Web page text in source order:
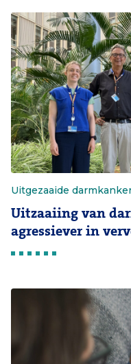
Uitgezaaide
Uitzaaiing van
agressiever in